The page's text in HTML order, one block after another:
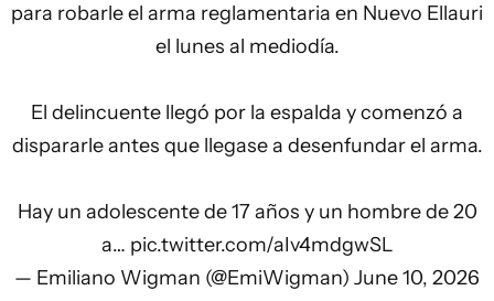
para robarle el arma reglamentaria en Nuevo Ellauri
el lunes al mediodía.
El delincuente llegó por la espalda y comenzó a
dispararle antes que llegase a desenfundar el arma.
Hay un adolescente de 17 años y un hombre de 20
a… pic.twitter.com/aIv4mdgwSL
— Emiliano Wigman (@EmiWigman) June 10, 2026